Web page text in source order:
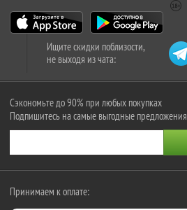
Ищите скидки поблизости,
не выходя из чата:
Сэкономьте до 90% при любых покупках
Подпишитесь на самые выгодные предложения
Принимаем к оплате: